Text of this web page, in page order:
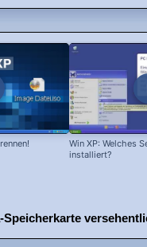
Win XP: Welches
installiert?